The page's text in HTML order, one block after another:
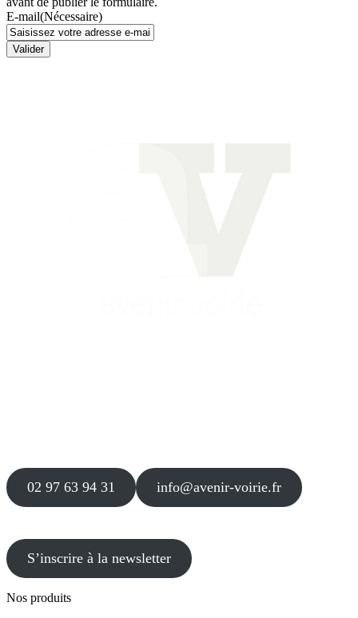
E-mail(Nécessaire)
Valider
02 97 63 94 31 info@avenir-voirie.fr
S’inscrire à la newsletter
Nos produits